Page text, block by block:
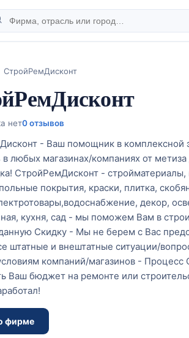
СтройРемДисконт
нет0 отзывов
- Ваш помощник в комплексной
в любых магазинах/компаниях от
СтройРемДисконт -
покрытия, краски, плитка,
декор,
кухня, сад - мы поможем Вам в
Скидку - Мы не берем с Вас
штатные и внештатные ситуации/
компаний/магазинов -
Ваш бюджет на ремонте или
фирме